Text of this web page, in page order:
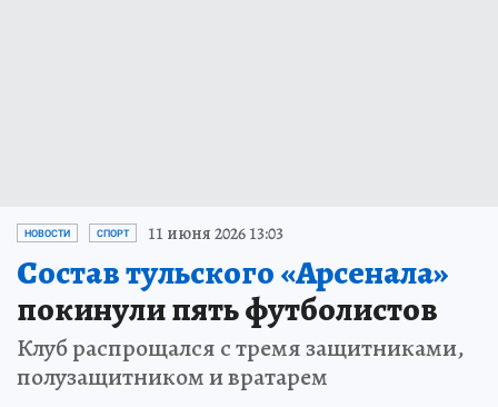
НОВОСТИ СПОРТ 11 июня 2026 13:03
Состав тульского «Арсенала»
покинули пять футболистов
Клуб распрощался с тремя защитниками,
полузащитником и вратарем